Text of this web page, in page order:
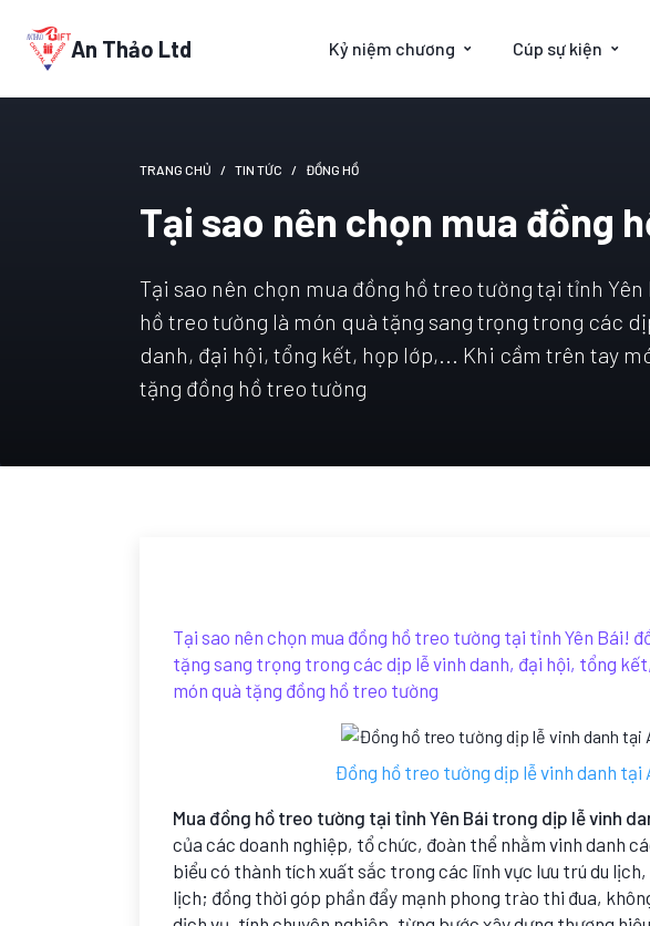
An Thảo Ltd Kỷ niệm chương Cúp sự kiện
TRANG CHỦ TIN TỨC ĐỒNG HỒ
Tại sao nên chọn mua đồng
Tại sao nên chọn mua đồng hồ treo tường tại tỉnh Yên
hồ treo tường là món quà tặng sang trọng trong các
danh, đại hội, tổng kết, họp lớp,... Khi cầm trên tay
tặng đồng hồ treo tường
Tại sao nên chọn mua đồng hồ treo tường tại tỉnh Yên Bái!
tặng sang trọng trong các dịp lễ vinh danh, đại hội, tổng
món quà tặng đồng hồ treo tường
Đồng hồ treo tường dịp lễ vinh danh tại
Mua đồng hồ treo tường tại tỉnh Yên Bái trong dịp lễ vinh
của các doanh nghiệp, tổ chức, đoàn thể nhằm vinh danh
biểu có thành tích xuất sắc trong các lĩnh vực lưu trú du
lịch; đồng thời góp phần đẩy mạnh phong trào thi đua,